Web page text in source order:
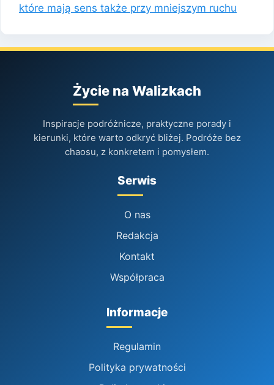
które mają sens także przy mniejszym ruchu
Życie na Walizkach
Inspiracje podróżnicze, praktyczne porady i
kierunki, które warto odkryć bliżej. Podróże bez
chaosu, z konkretem i pomysłem.
Serwis
O nas
Redakcja
Kontakt
Współpraca
Informacje
Regulamin
Polityka prywatności